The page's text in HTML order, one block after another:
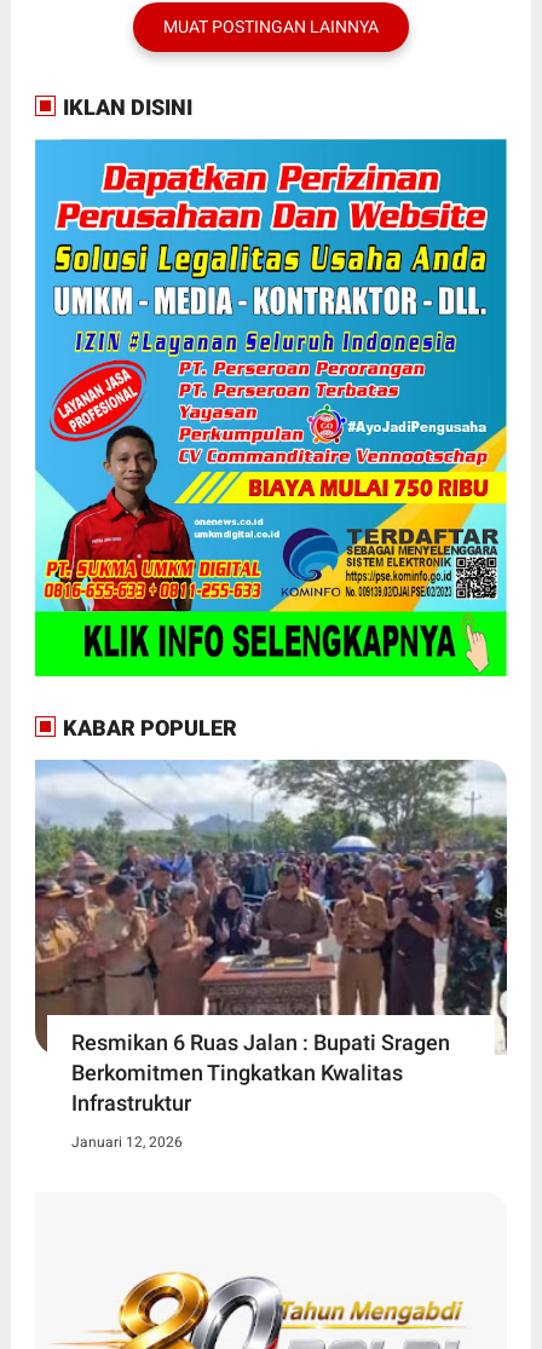
MUAT POSTINGAN LAINNYA
IKLAN DISINI
KABAR POPULER
Resmikan 6 Ruas Jalan : Bupati Sragen
Berkomitmen Tingkatkan Kwalitas
Infrastruktur
Januari 12, 2026